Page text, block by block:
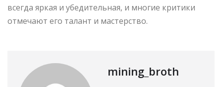
всегда яркая и убедительная, и многие критики
отмечают его талант и мастерство.
mining_broth